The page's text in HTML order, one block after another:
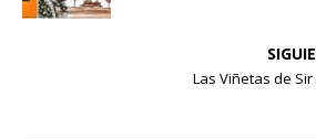
Las Viñetas de